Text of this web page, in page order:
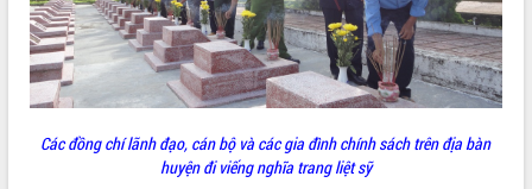
Các đồng chí lãnh đạo, cán bộ và các gia đình chính sách trên địa bàn
huyện đi viếng nghĩa trang liệt sỹ